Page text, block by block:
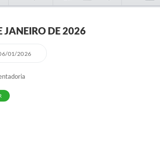
JANEIRO DE 2026
01/2026